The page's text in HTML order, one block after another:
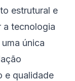
estrutural e
a tecnologia
única
e qualidade